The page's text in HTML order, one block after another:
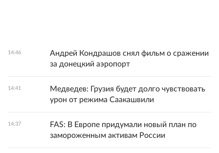
14:46
Андрей Кондрашов снял фильм о сражении
за донецкий аэропорт
14:41
Медведев: Грузия будет долго чувствовать
урон от режима Саакашвили
14:37
FAS: В Европе придумали новый план по
замороженным активам России